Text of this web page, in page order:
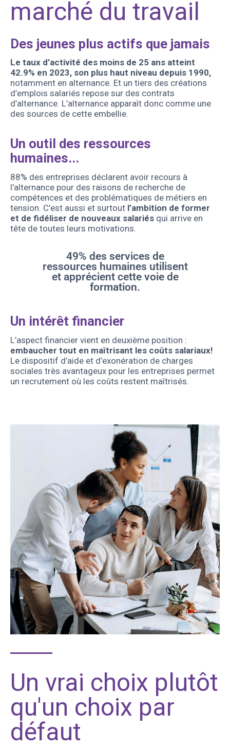
marché du travail
Des jeunes plus actifs que jamais
Le taux d’activité des moins de 25 ans atteint
42.9% en 2023, son plus haut niveau depuis 1990,
notamment en alternance. Et un tiers des créations
d’emplois salariés repose sur des contrats
d’alternance. L’alternance apparaît donc comme une
des sources de cette embellie.
Un outil des ressources
humaines...
88% des entreprises déclarent avoir recours à
l’alternance pour des raisons de recherche de
compétences et des problématiques de métiers en
tension. C’est aussi et surtout l’ambition de former
et de fidéliser de nouveaux salariés qui arrive en
tête de toutes leurs motivations.
49% des services de
ressources humaines utilisent
et apprécient cette voie de
formation.
Un intérêt financier
L’aspect financier vient en deuxième position :
embaucher tout en maîtrisant les coûts salariaux!
Le dispositif d’aide et d’exonération de charges
sociales très avantageux pour les entreprises permet
un recrutement où les coûts restent maîtrisés.
Un vrai choix plutôt
qu'un choix par
défaut